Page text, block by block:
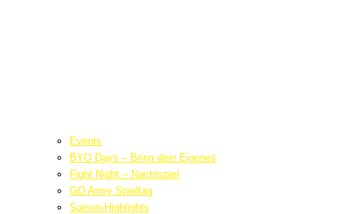
Events
BYO Days – Bring dein Eigenes
Fight Night – Nachtspiel
GO Army Spieltag
Saison-Highlights